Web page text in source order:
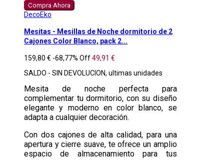
Compra Ahora
DecoEko
Mesitas - Mesillas de Noche dormitorio de 2
Cajones Color Blanco, pack 2...
159,80 € -68,77% Off49,91 €
SALDO - SIN DEVOLUCION, ultimas unidades
Mesita de noche perfecta para
complementar tu dormitorio, con su diseño
elegante y moderno en color blanco, se
adapta a cualquier decoración.
Con dos cajones de alta calidad, para una
apertura y cierre suave, te ofrece un amplio
espacio de almacenamiento para tus